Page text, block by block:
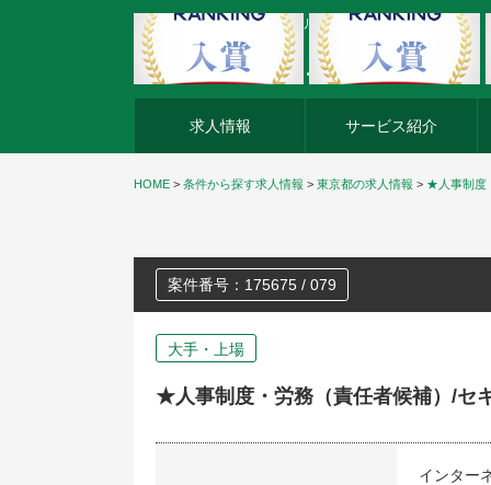
外資系企業の転職・キャリア転職ならアージスジャパン
求人情報 サービス紹介
HOME > 条件から探す求人情報 > 東京都の求人情報 > ★人事制度
案件番号：175675 / 079
大手・上場
★人事制度・労務（責任者候補）/セ
インター